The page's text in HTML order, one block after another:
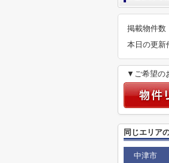
掲載物件数
本日の更新
▼ご希望の
同じエリア
中津市